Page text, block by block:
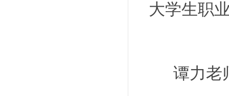
大学生职
谭力老